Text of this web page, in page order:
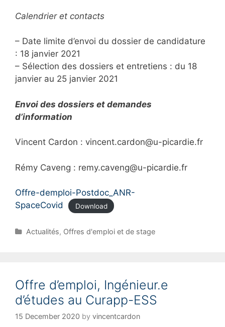
Calendrier et contacts
– Date limite d’envoi du dossier de candidature
: 18 janvier 2021
– Sélection des dossiers et entretiens : du 18
janvier au 25 janvier 2021
Envoi des dossiers et demandes
d’information
Vincent Cardon : vincent.cardon@u-picardie.fr
Rémy Caveng : remy.caveng@u-picardie.fr
Offre-demploi-Postdoc_ANR-
SpaceCovid
Download
C
o
r
i
e
Actualités, Offres d'emploi et de stage
Offre d’emploi, Ingénieur.e
d’études au Curapp-ESS
15 December 2020 by vincentcardon